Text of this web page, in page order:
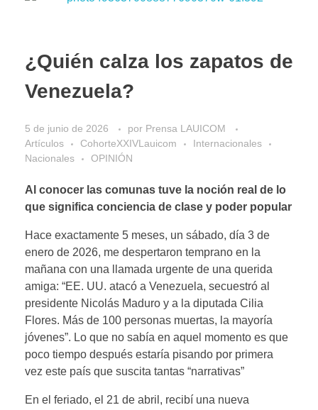
¿Quién calza los zapatos de
Venezuela?
5 de junio de 2026 por Prensa LAUICOM
Artículos
CohorteXXIVLauicom
Internacionales
Nacionales
OPINIÓN
Al conocer las comunas tuve la noción real de lo
que significa conciencia de clase y poder popular
Hace exactamente 5 meses, un sábado, día 3 de
enero de 2026, me despertaron temprano en la
mañana con una llamada urgente de una querida
amiga: “EE. UU. atacó a Venezuela, secuestró al
presidente Nicolás Maduro y a la diputada Cilia
Flores. Más de 100 personas muertas, la mayoría
jóvenes”. Lo que no sabía en aquel momento es que
poco tiempo después estaría pisando por primera
vez este país que suscita tantas “narrativas”
En el feriado, el 21 de abril, recibí una nueva